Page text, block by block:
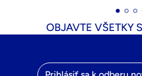
OBJAVTE VŠETKY
E-mailová adresa